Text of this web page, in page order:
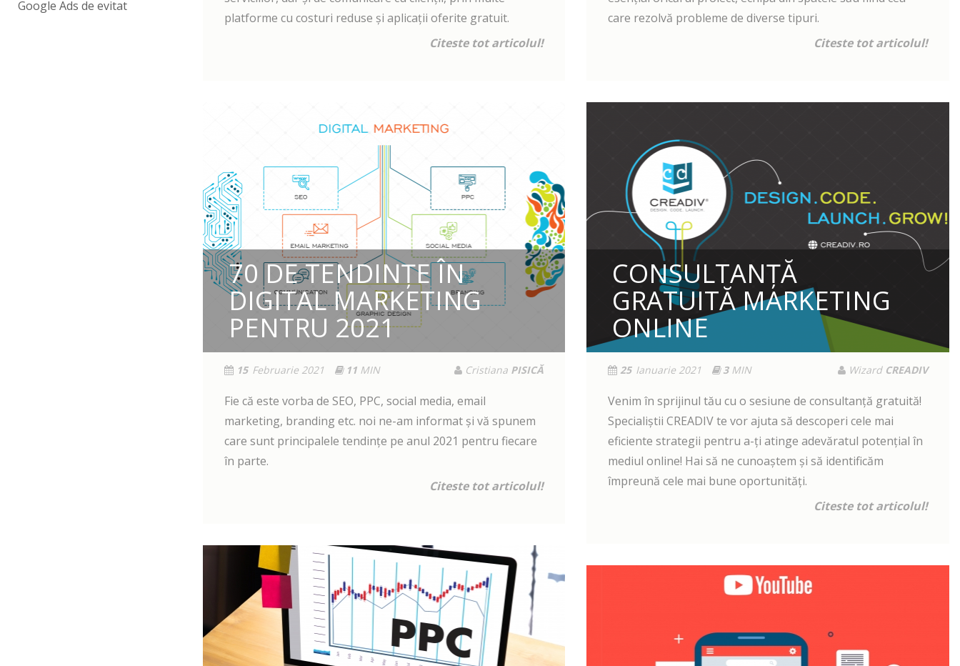
Google Ads de evitat
platforme cu costuri reduse și aplicații oferite gratuit.
Citeste tot articolul!
70 DE TENDINȚE ÎN
DIGITAL MARKETING
PENTRU 2021
15 Februarie 2021 11MIN Cristiana PISICĂ
Fie că este vorba de SEO, PPC, social media, email
marketing, branding etc. noi ne-am informat și vă spunem
care sunt principalele tendințe pe anul 2021 pentru fiecare
în parte.
Citeste tot articolul!
care rezolvă probleme de diverse tipuri.
Citeste tot articolul!
CONSULTANȚĂ
GRATUITĂ MARKETING
ONLINE
25 Ianuarie 2021 3MIN Wizard CREADIV
Venim în sprijinul tău cu o sesiune de consultanță gratuită!
Specialiștii CREADIV te vor ajuta să descoperi cele mai
eficiente strategii pentru a-ți atinge adevăratul potențial în
mediul online! Hai să ne cunoaștem și să identificăm
împreună cele mai bune oportunități.
Citeste tot articolul!